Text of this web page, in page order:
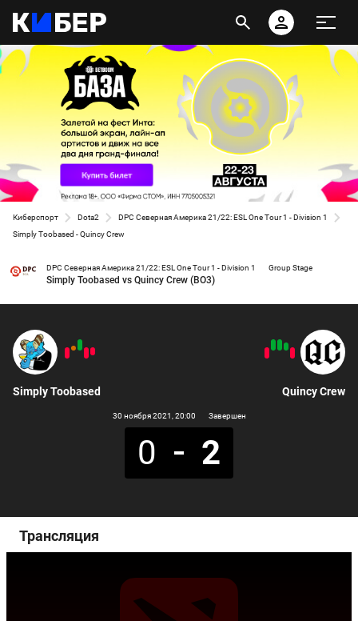
Киберспорт Dota2
DPC Северная Америка 21/22: ESL One Tour 1 - Division 1
Simply Toobased - Quincy Crew
DPC Северная Америка 21/22: ESL One Tour 1 - Division 1 Group Stage
Simply Toobased vs Quincy Crew (BO3)
Simply Toobased
30 ноября 2021 , 20:00 Завершен
0 2
Quincy Crew
Трансляция